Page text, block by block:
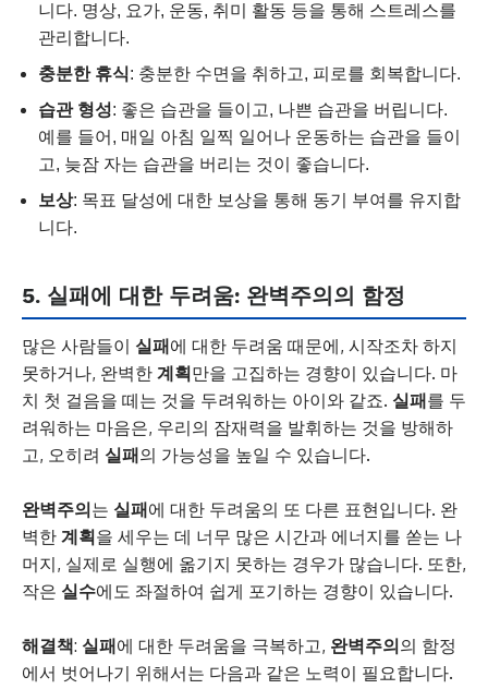
니다. 명상, 요가, 운동, 취미 활동 등을 통해 스트레스를
관리합니다.
충분한 휴식: 충분한 수면을 취하고, 피로를 회복합니다.
습관 형성: 좋은 습관을 들이고, 나쁜 습관을 버립니다.
예를 들어, 매일 아침 일찍 일어나 운동하는 습관을 들이
고, 늦잠 자는 습관을 버리는 것이 좋습니다.
보상: 목표 달성에 대한 보상을 통해 동기 부여를 유지합
니다.
5. 실패에 대한 두려움: 완벽주의의 함정
많은 사람들이 실패에 대한 두려움 때문에, 시작조차 하지
못하거나, 완벽한 계획만을 고집하는 경향이 있습니다. 마
치 첫 걸음을 떼는 것을 두려워하는 아이와 같죠. 실패를 두
려워하는 마음은, 우리의 잠재력을 발휘하는 것을 방해하
고, 오히려 실패의 가능성을 높일 수 있습니다.
완벽주의는 실패에 대한 두려움의 또 다른 표현입니다. 완
벽한 계획을 세우는 데 너무 많은 시간과 에너지를 쏟는 나
머지, 실제로 실행에 옮기지 못하는 경우가 많습니다. 또한,
작은 실수에도 좌절하여 쉽게 포기하는 경향이 있습니다.
해결책: 실패에 대한 두려움을 극복하고, 완벽주의의 함정
에서 벗어나기 위해서는 다음과 같은 노력이 필요합니다.